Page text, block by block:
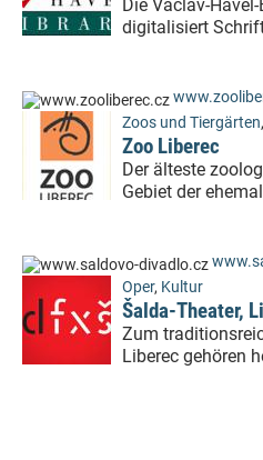
Die Václav-
digitalisiert
Zoos und Tiergärten,
Zoo Liberec
Der älteste
Gebiet der
Oper, Kultur
Šalda-Theater,
Zum
Liberec gehören